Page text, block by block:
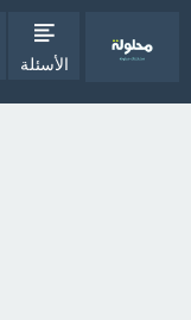
الأسئلة